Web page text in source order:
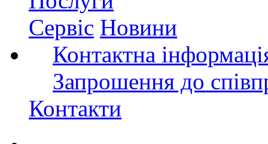
Сервіс Новини
Контактна
Запрошення до
Контакти